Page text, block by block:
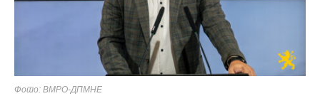
Фото: ВМРО-ДПМНЕ